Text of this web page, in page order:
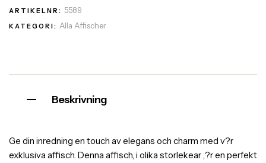
ARTIKELNR: 5589
KATEGORI: Alla Affischer
Beskrivning
Ge din inredning en touch av elegans och charm med v?r
exklusiva affisch. Denna affisch, i olika storlekear ,?r en perfekt